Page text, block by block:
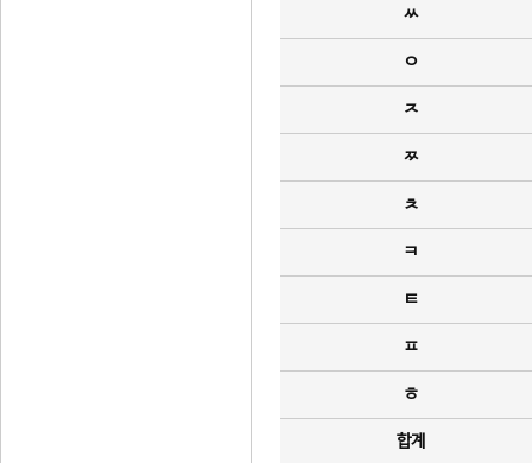
ㅆ
ㅇ
ㅈ
ㅉ
ㅊ
ㅋ
ㅌ
ㅍ
ㅎ
합계